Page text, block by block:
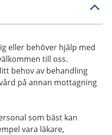
eller behöver hjälp med
till oss.
behov av behandling
på annan mottagning
som bäst kan
vara läkare,